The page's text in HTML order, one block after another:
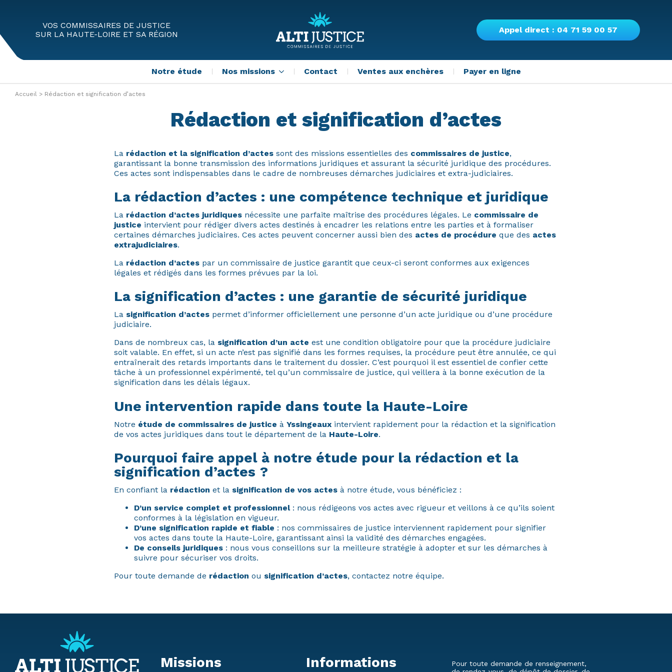
VOS COMMISSAIRES DE JUSTICE
SUR LA HAUTE-LOIRE ET SA RÉGION
Appel direct : 04 71 59 00 57
Notre étude Nos missions Contact Ventes aux enchères Payer en ligne
Accueil > Rédaction et signification d’actes
Rédaction et signification d’actes
La rédaction et la signification d’actes sont des missions essentielles des commissaires de justice,
garantissant la bonne transmission des informations juridiques et assurant la sécurité juridique des procédures.
Ces actes sont indispensables dans le cadre de nombreuses démarches judiciaires et extra-judiciaires.
La rédaction d’actes : une compétence technique et juridique
La rédaction d’actes juridiques nécessite une parfaite maîtrise des procédures légales. Le commissaire de
justice intervient pour rédiger divers actes destinés à encadrer les relations entre les parties et à formaliser
certaines démarches judiciaires. Ces actes peuvent concerner aussi bien des actes de procédure que des actes
extrajudiciaires.
La rédaction d’actes par un commissaire de justice garantit que ceux-ci seront conformes aux exigences
légales et rédigés dans les formes prévues par la loi.
La signification d’actes : une garantie de sécurité juridique
La signification d’actes permet d’informer officiellement une personne d’un acte juridique ou d’une procédure
judiciaire.
Dans de nombreux cas, la signification d’un acte est une condition obligatoire pour que la procédure judiciaire
soit valable. En effet, si un acte n’est pas signifié dans les formes requises, la procédure peut être annulée, ce qui
entraînerait des retards importants dans le traitement du dossier. C’est pourquoi il est essentiel de confier cette
tâche à un professionnel expérimenté, tel qu’un commissaire de justice, qui veillera à la bonne exécution de la
signification dans les délais légaux.
Une intervention rapide dans toute la Haute-Loire
Notre étude de commissaires de justice à Yssingeaux intervient rapidement pour la rédaction et la signification
de vos actes juridiques dans tout le département de la Haute-Loire.
Pourquoi faire appel à notre étude pour la rédaction et la
signification d’actes ?
En confiant la rédaction et la signification de vos actes à notre étude, vous bénéficiez :
D’un service complet et professionnel: nous rédigeons vos actes avec rigueur et veillons à ce qu’ils soient
conformes à la législation en vigueur.
D’une signification rapide et fiable : nos commissaires de justice interviennent rapidement pour signifier
vos actes dans toute la Haute-Loire, garantissant ainsi la validité des démarches engagées.
De conseils juridiques : nous vous conseillons sur la meilleure stratégie à adopter et sur les démarches à
suivre pour sécuriser vos droits.
Pour toute demande de rédaction ou signification d’actes, contactez notre équipe.
Missions Informations
Pour toute demande de renseignement,